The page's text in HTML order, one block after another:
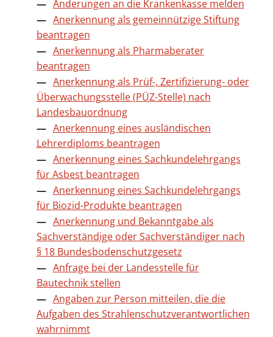
Änderungen an die Krankenkasse melden
Anerkennung als gemeinnützige Stiftung
beantragen
Anerkennung als Pharmaberater
beantragen
Anerkennung als Prüf-, Zertifizierung- oder
Überwachungsstelle (PÜZ-Stelle) nach
Landesbauordnung
Anerkennung eines ausländischen
Lehrerdiploms beantragen
Anerkennung eines Sachkundelehrgangs
für Asbest beantragen
Anerkennung eines Sachkundelehrgangs
für Biozid-Produkte beantragen
Anerkennung und Bekanntgabe als
Sachverständige oder Sachverständiger nach
§ 18 Bundesbodenschutzgesetz
Anfrage bei der Landesstelle für
Bautechnik stellen
Angaben zur Person mitteilen, die die
Aufgaben des Strahlenschutzverantwortlichen
wahrnimmt